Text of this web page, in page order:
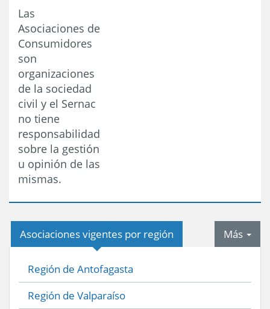
Las
Asociaciones de
Consumidores
son
organizaciones
de la sociedad
civil y el Sernac
no tiene
responsabilidad
sobre la gestión
u opinión de las
mismas.
Más
Asociaciones vigentes por región
Región de Antofagasta
Región de Valparaíso